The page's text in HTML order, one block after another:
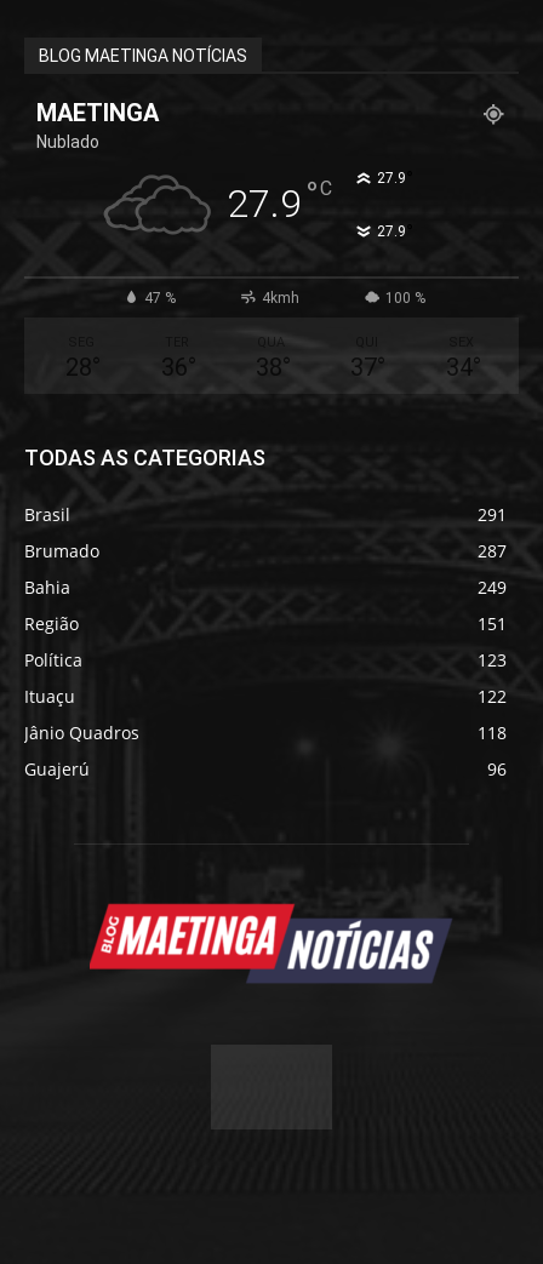
BLOG MAETINGA NOTÍCIAS
MAETINGA
Nublado
27.9 °C 27.9
27.9
47 % 4kmh 100 %
28° 36°
QUA
38° 37° 34°
TODAS AS CATEGORIAS
Brasil
291
Brumado
287
Bahia
249
Região
151
Política
123
Ituaçu
122
Jânio Quadros
118
Guajerú
96